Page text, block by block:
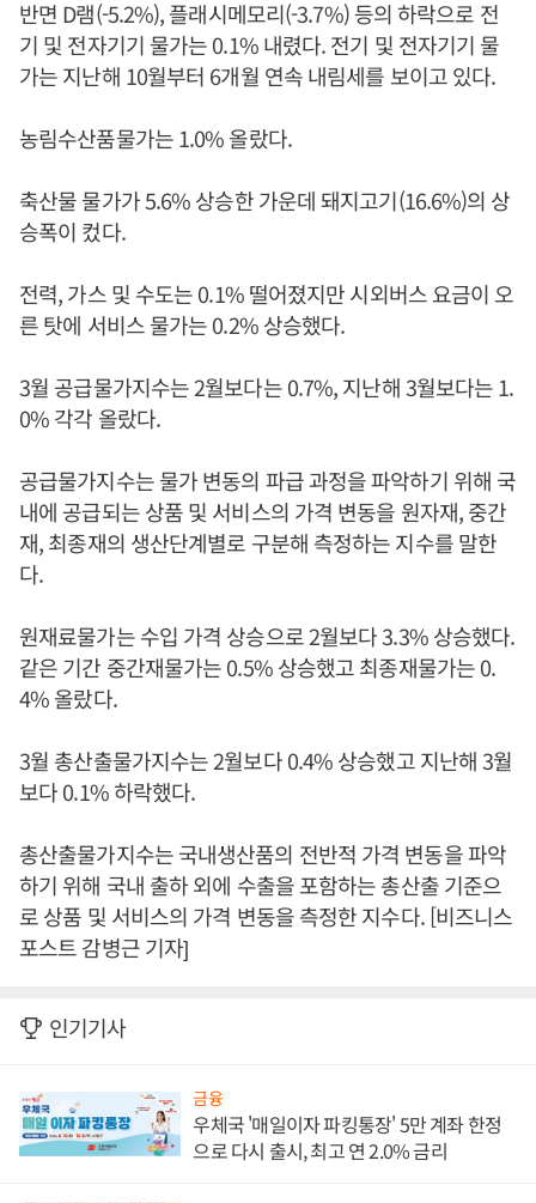
반면 D램(-5.2%), 플래시메모리(-3.7%) 등의 하락으로 전
기 및 전자기기 물가는 0.1% 내렸다. 전기 및 전자기기 물
가는 지난해 10월부터 6개월 연속 내림세를 보이고 있다.
농림수산품물가는 1.0% 올랐다.
축산물 물가가 5.6% 상승한 가운데 돼지고기(16.6%)의 상
승폭이 컸다.
전력, 가스 및 수도는 0.1% 떨어졌지만 시외버스 요금이 오
른 탓에 서비스 물가는 0.2% 상승했다.
3월 공급물가지수는 2월보다는 0.7%, 지난해 3월보다는 1.
0% 각각 올랐다.
공급물가지수는 물가 변동의 파급 과정을 파악하기 위해 국
내에 공급되는 상품 및 서비스의 가격 변동을 원자재, 중간
재, 최종재의 생산단계별로 구분해 측정하는 지수를 말한
다.
원재료물가는 수입 가격 상승으로 2월보다 3.3% 상승했다.
같은 기간 중간재물가는 0.5% 상승했고 최종재물가는 0.
4% 올랐다.
3월 총산출물가지수는 2월보다 0.4% 상승했고 지난해 3월
보다 0.1% 하락했다.
총산출물가지수는 국내생산품의 전반적 가격 변동을 파악
하기 위해 국내 출하 외에 수출을 포함하는 총산출 기준으
로 상품 및 서비스의 가격 변동을 측정한 지수다. [비즈니스
포스트 감병근 기자]
인기기사
금융
우체국 '매일이자 파킹통장' 5만 계좌 한정
으로 다시 출시, 최고 연 2.0% 금리